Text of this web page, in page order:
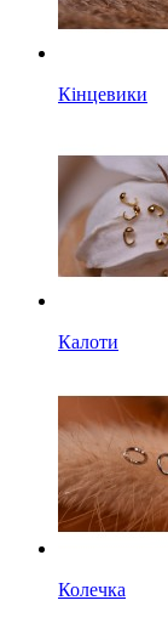
Кінцевики
Калоти
Колечка